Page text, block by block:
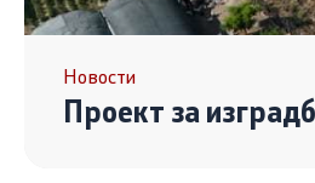
Новости
Проект за